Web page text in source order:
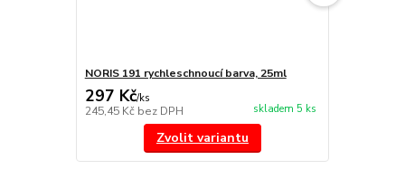
NORIS 191 rychleschnoucí barva, 25ml
297 Kč/ks
245,45 Kč bez DPH skladem 5 ks
Zvolit variantu